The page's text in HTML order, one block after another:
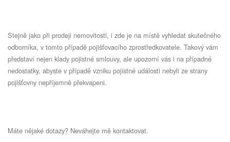
Stejně jako při prodeji nemovitosti, i zde je na místě vyhledat skutečného
odborníka, v tomto případě pojišťovacího zprostředkovatele. Takový vám
představí nejen klady pojistné smlouvy, ale upozorní vás i na případné
nedostatky, abyste v případě vzniku pojistné události nebyli ze strany
pojišťovny nepříjemně překvapeni.
Máte nějaké dotazy? Neváhejte mě kontaktovat.